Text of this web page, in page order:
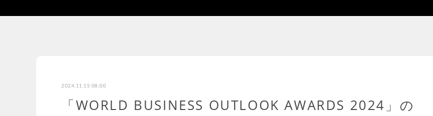
2024.11.15 08:00
「WORLD BUSINESS OUTLOOK AWARDS 2024」の